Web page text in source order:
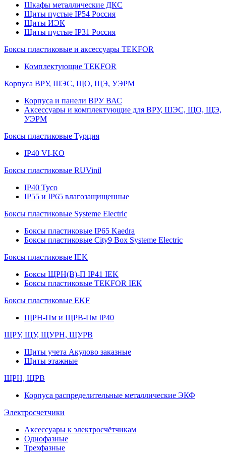
Шкафы металлические ДКС
Щиты пустые IP54 Россия
Щиты ИЭК
Щиты пустые IP31 Россия
Боксы пластиковые и аксессуары TEKFOR
Комплектующие TEKFOR
Корпуса ВРУ, ШЭС, ЩО, ЩЭ, УЭРМ
Корпуса и панели ВРУ ВАС
Аксессуары и комплектующие для ВРУ, ШЭС, ЩО, ЩЭ,
УЭРМ
Боксы пластиковые Турция
IP40 VI-KO
Боксы пластиковые RUVinil
IP40 Тусо
IP55 и IP65 влагозащищенные
Боксы пластиковые Systeme Electric
Боксы пластиковые IP65 Kaedra
Боксы пластиковые City9 Box Systeme Electric
Боксы пластиковые IEK
Боксы ЩРН(В)-П IP41 IEK
Боксы пластиковые TEKFOR IEK
Боксы пластиковые EKF
ЩРН-Пм и ЩРВ-Пм IP40
ЩРУ, ЩУ, ЩУРН, ЩУРВ
Щиты учета Акулово заказные
Щиты этажные
ЩРН, ЩРВ
Корпуса распределительные металлические ЭКФ
Электросчетчики
Аксессуары к электросчётчикам
Однофазные
Трехфазные